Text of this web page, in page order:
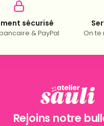
sécurisé
& PayPal On te
Rejoins notre